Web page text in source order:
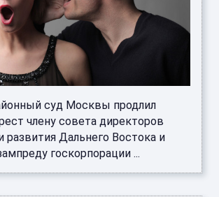
суд Москвы продлил
члену совета директоров
развития Дальнего Востока и
госкорпорации ...